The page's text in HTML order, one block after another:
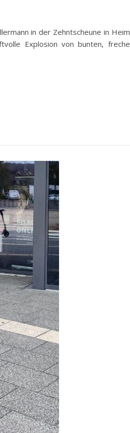
in der Zehntscheune in
Explosion von bunten,